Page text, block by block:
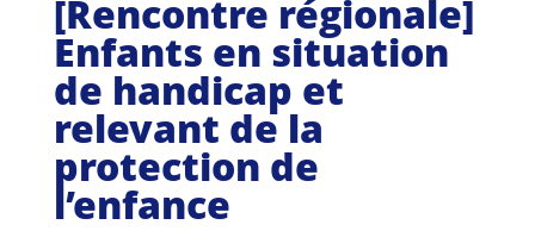
Journées nationales
Formations
Projets Fédéraux
[Rencontre régionale]
Enfants en situation
de handicap et
relevant de la
protection de
l’enfance